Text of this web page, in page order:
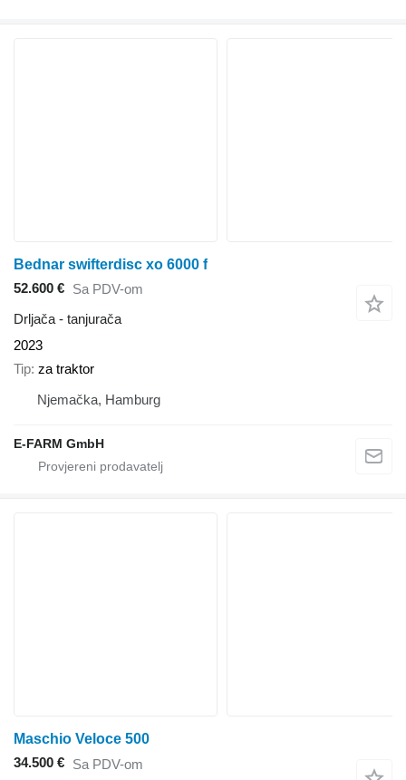
Bednar swifterdisc xo 6000 f
52.600 € Sa PDV-om
Drljača - tanjurača
2023
Tip za traktor
Njemačka, Hamburg
E-FARM GmbH
Maschio Veloce 500
34.500 € Sa PDV-om